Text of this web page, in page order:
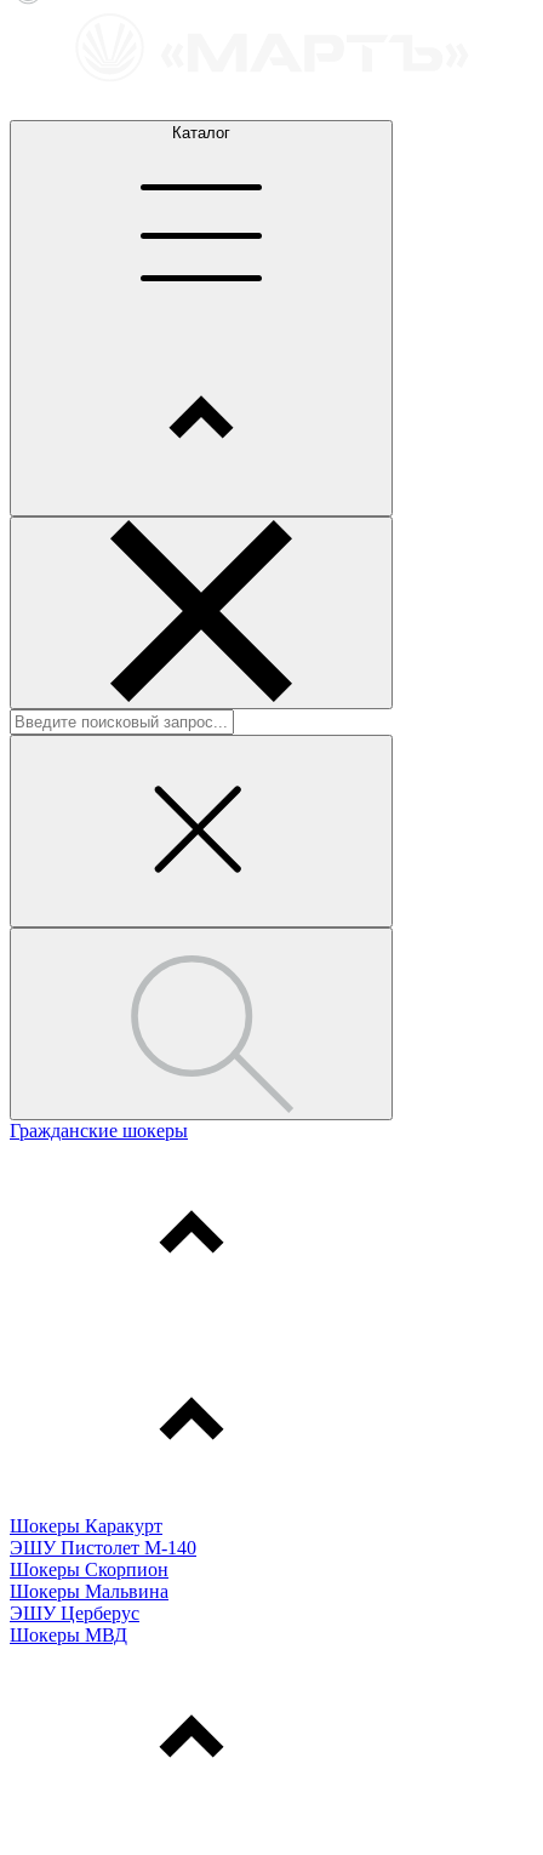
Каталог
Гражданские шокеры
Шокеры Каракурт
ЭШУ Пистолет М-140
Шокеры Скорпион
Шокеры Мальвина
ЭШУ Церберус
Шокеры МВД